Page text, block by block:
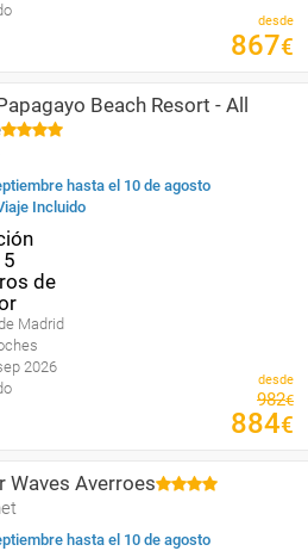
desde
867€
Beach Resort - All
hasta el 10 de agosto
Incluido
Madrid
2026
desde
982€
884€
Waves Averroes
hasta el 10 de agosto